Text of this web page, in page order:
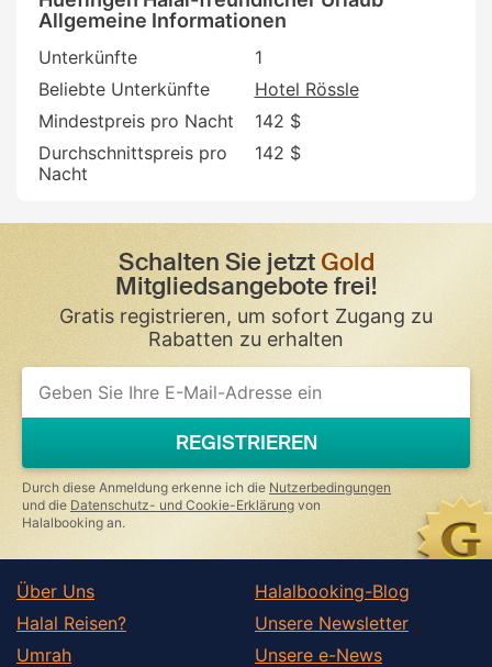
Allgemeine Informationen
Unterkünfte
1
Beliebte Unterkünfte
Hotel Rössle
Mindestpreis pro Nacht
142 $
Durchschnittspreis pro
Nacht
142 $
Schalten Sie jetzt Gold
Mitgliedsangebote frei!
Gratis registrieren, um sofort Zugang zu
Rabatten zu erhalten
REGISTRIEREN
Durch diese Anmeldung erkenne ich die Nutzerbedingungen
und die Datenschutz- und Cookie-Erklärung von
Halalbooking an.
Über Uns
Halal Reisen?
Umrah
Halalbooking-Blog
Unsere Newsletter
Unsere e-News